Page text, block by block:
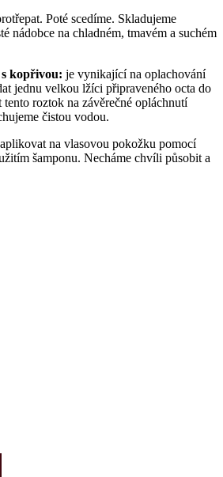
Poté scedíme. Skladujeme
nádobce na chladném, tmavém a suchém
kopřivou: je vynikající na oplachování
jednu velkou lžíci připraveného octa do
roztok na závěrečné opláchnutí
čistou vodou.
na vlasovou pokožku pomocí
šamponu. Necháme chvíli působit a